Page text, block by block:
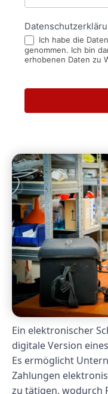
Ich habe die
genommen. Ich bin
erhobenen Daten zu
Ein elektronischer
digitale Version
Es ermöglicht
Zahlungen
zu tätigen, wodurch